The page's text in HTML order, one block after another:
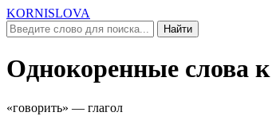
KORNISLOVA
Найти
Однокоренные слова к
«говорить» — глагол